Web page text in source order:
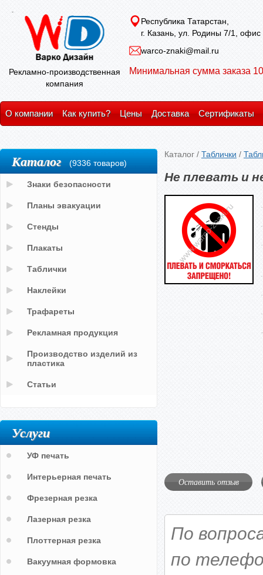
Рекламно-производственная
компания
Республика Татарстан,
г. Казань, ул. Родины 7/1, офис
warco-znaki@mail.ru
Минимальная сумма заказа
О компании Как купить? Цены Доставка Сертификаты
Каталог / Таблички /
Не плевать и
Оставить отзыв
По
по
Каталог (9336 товаров)
Знаки безопасности
Планы эвакуации
Стенды
Плакаты
Таблички
Наклейки
Трафареты
Рекламная продукция
Производство изделий из
пластика
Статьи
Услуги
УФ печать
Интерьерная печать
Фрезерная резка
Лазерная резка
Плоттерная резка
Вакуумная формовка